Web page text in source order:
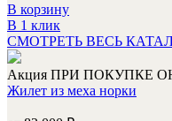
В корзину
В 1 клик
СМОТРЕТЬ ВЕСЬ
Акция ПРИ ПОКУПКЕ
Жилет из меха норки